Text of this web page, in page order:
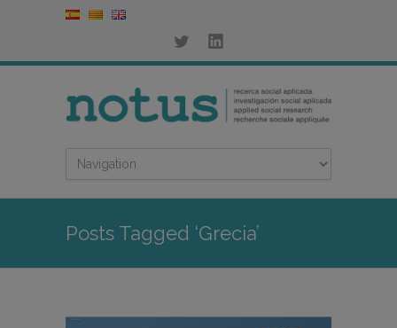
Posts Tagged ‘Grecia’